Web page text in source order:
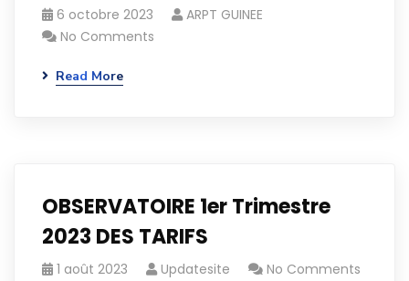
6 octobre 2023
ARPT GUINEE
No Comments
Read More
OBSERVATOIRE 1er Trimestre
2023 DES TARIFS
1 août 2023 Updatesite No Comments